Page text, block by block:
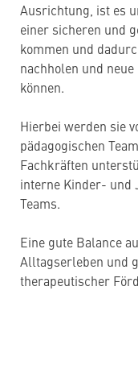
Ausrichtung, ist es
einer sicheren und
kommen und
nachholen und
können.
Hierbei werden sie
pädagogischen
Fachkräften
interne Kinder- und
Teams.
Eine gute Balance
Alltagserleben und
therapeutischer